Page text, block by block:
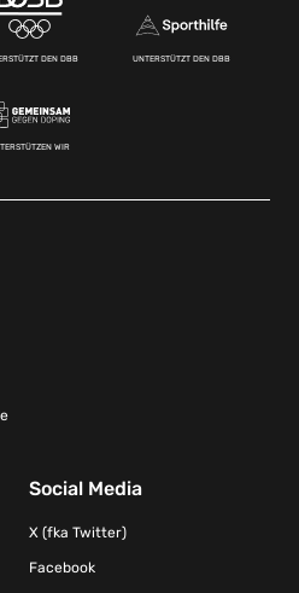
DEN DBB UNTERSTÜTZT DEN DBB
WIR
Social Media
X (fka Twitter)
Facebook